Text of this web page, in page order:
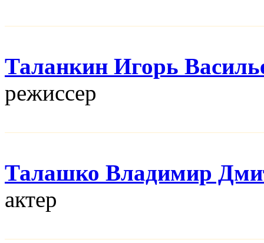
Таланкин Игорь
режисcер
Талашко Владимир
актер